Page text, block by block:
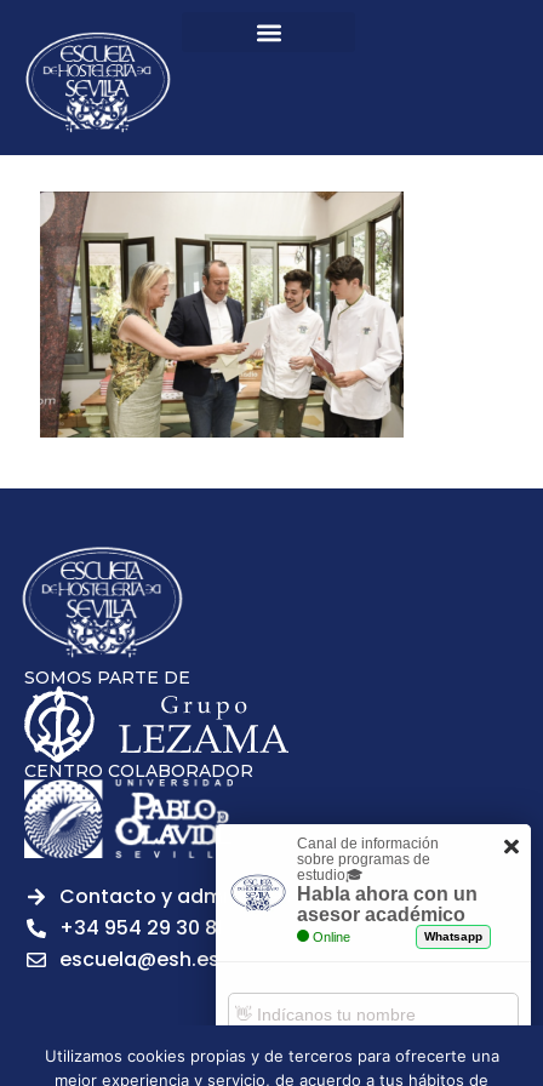
SOMOS PARTE DE
CENTRO COLABORADOR
Contacto y admisiones
+34 954 29 30 81
escuela@esh.es
Utilizamos cookies propias y de terceros para ofrecerte una
mejor experiencia y servicio, de acuerdo a tus hábitos de
Canal de información
sobre programas de
estudio🎓
Habla ahora con un
asesor académico
Online Whatsapp